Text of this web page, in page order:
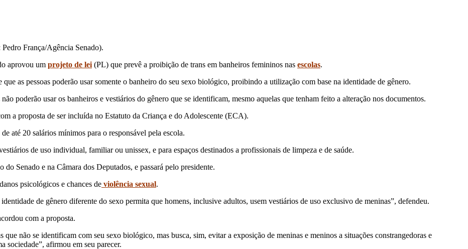
França/Agência Senado).
aprovou um projeto de lei (PL) que prevê a proibição de trans em banheiros femininos nas escolas.
as pessoas poderão usar somente o banheiro do seu sexo biológico, proibindo a utilização com base na identidade de gênero.
poderão usar os banheiros e vestiários do gênero que se identificam, mesmo aquelas que tenham feito a alteração nos documentos.
a proposta de ser incluída no Estatuto da Criança e do Adolescente (ECA).
até 20 salários mínimos para o responsável pela escola.
de uso individual, familiar ou unissex, e para espaços destinados a profissionais de limpeza e de saúde.
Senado e na Câmara dos Deputados, e passará pelo presidente.
psicológicos e chances de violência sexual.
de gênero diferente do sexo permita que homens, inclusive adultos, usem vestiários de uso exclusivo de meninas”, defendeu.
com a proposta.
que não se identificam com seu sexo biológico, mas busca, sim, evitar a exposição de meninas e meninos a situações constrangedoras e
sociedade”, afirmou em seu parecer.